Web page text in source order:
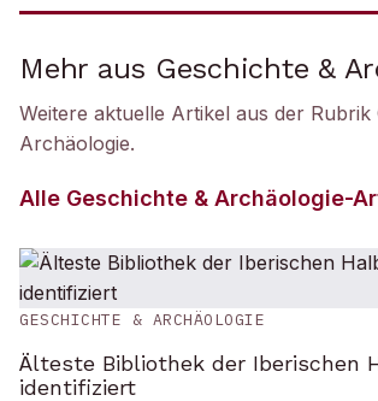
Mehr aus Geschichte &
Weitere aktuelle Artikel aus der Rubrik
Archäologie.
Alle Geschichte & Archäologie-
GESCHICHTE & ARCHÄOLOGIE
Älteste Bibliothek der Iberischen
identifiziert